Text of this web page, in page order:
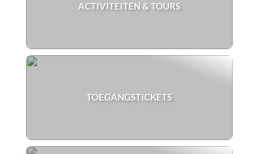
ACTIVITEITEN & TOURS
TOEGANGSTICKETS